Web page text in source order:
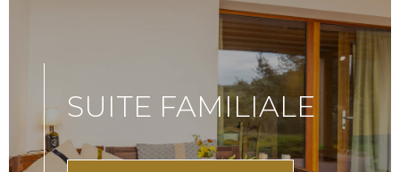
SUITE FAMILIALE